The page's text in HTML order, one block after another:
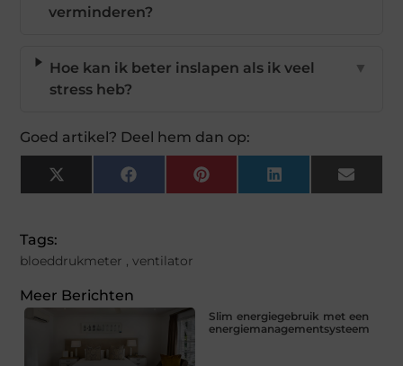
verminderen?
Hoe kan ik beter inslapen als ik veel
stress heb?
▼
Goed artikel? Deel hem dan op:
X
(Twitter)
FacebookPinterestLinkedIn Email
Tags:
bloeddrukmeter ,ventilator
Meer Berichten
Slim energiegebruik met een
energiemanagementsysteem